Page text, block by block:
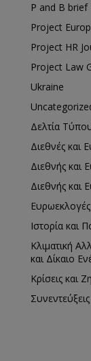
P and B brief
Project
Project HR
Project Law
Ukraine
Δελτία
Διεθνές και
Διεθνής και
Διεθνής και
Ευρωεκλογές
Ιστορία και
Κλιματική
και Δίκαιο
Κρίσεις και
Συνεντεύξεις